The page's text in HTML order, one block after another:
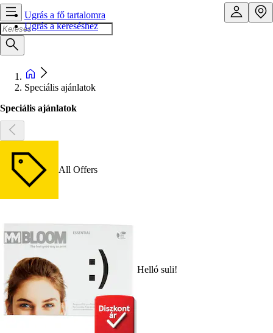
Ugrás a fő tartalomra
Ugrás a kereséshez
Speciális ajánlatok
Speciális ajánlatok
All Offers
Helló suli!